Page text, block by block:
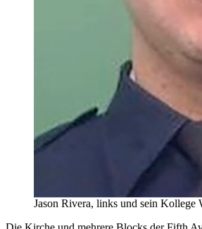
Jason Rivera, links und sein